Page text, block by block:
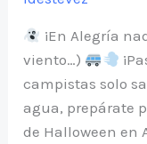
¡En Alegría
viento…)
campistas solo
agua, prepárate
de Halloween en